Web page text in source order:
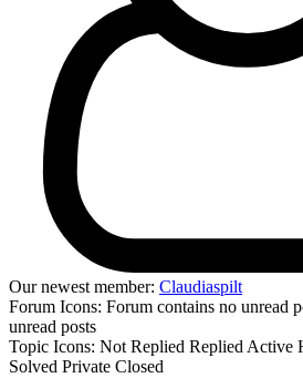
Our newest member: Claudiaspilt
Forum Icons: Forum contains no unread
unread posts
Topic Icons: Not Replied Replied Active
Solved Private Closed